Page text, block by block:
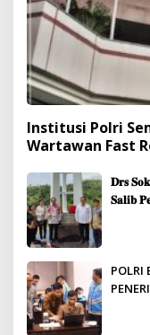
Institusi Polri
Wartawan Fast
𝐃𝐫𝐬
𝐒𝐚𝐥𝐢𝐛
POLRI